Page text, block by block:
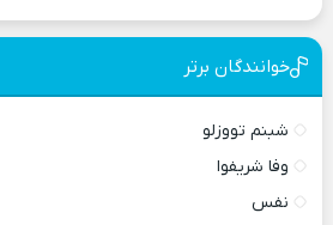
خوانندگان برتر
شبنم تووزلو
وفا شریفوا
نفس